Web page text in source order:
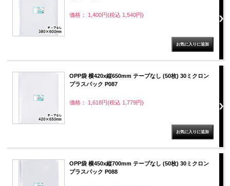
価格： 1,400円(税込 1,540円)
OPP袋 横420x縦650mm テープなし (50枚) 30ミクロン
プラスパック P087
価格： 1,618円(税込 1,779円)
OPP袋 横450x縦700mm テープなし (50枚) 30ミクロン
プラスパック P088